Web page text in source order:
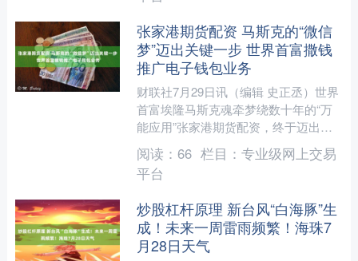
张家港期货配资 马斯克的“微信
梦”迈出关键一步 世界首富撒钱
推广电子钱包业务
财联社7月29日讯（编辑 史正丞）世界
首富埃隆马斯克魂牵梦绕数十年的“万
能应用”张家港期货配资，终于迈出了
关键一步。 从本周开始，马斯克旗下
的社交媒体平台X正式....
阅读： 66 栏目： 专业级网上交易
平台
炒股杠杆原理 新台风“白海豚”生
成！未来一周雷雨频繁！海珠7
月28日天气